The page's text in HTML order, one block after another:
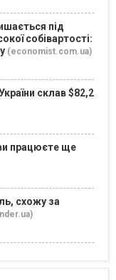
під
собівартості:
(economist.com.ua)
склав $82,2
працюєте ще
схожу за